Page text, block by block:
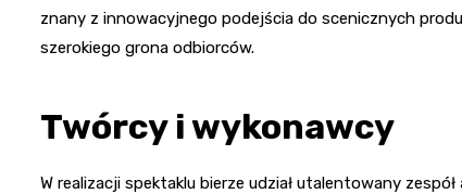
znany z innowacyjnego podejścia do scenicznych
szerokiego grona odbiorców.
Twórcy i wykonawcy
W realizacji spektaklu bierze udział utalentowany